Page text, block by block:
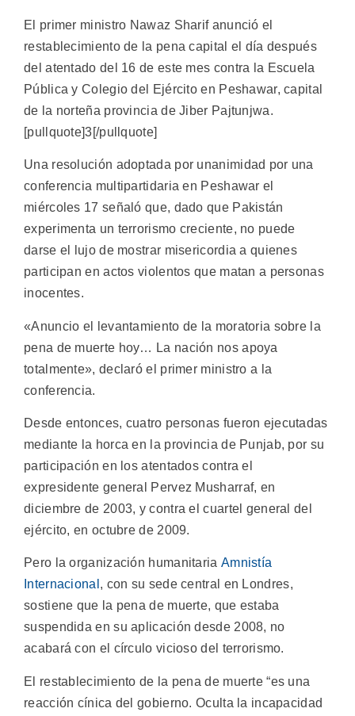
El primer ministro Nawaz Sharif anunció el
restablecimiento de la pena capital el día después
del atentado del 16 de este mes contra la Escuela
Pública y Colegio del Ejército en Peshawar, capital
de la norteña provincia de Jiber Pajtunjwa.
[pullquote]3[/pullquote]
Una resolución adoptada por unanimidad por una
conferencia multipartidaria en Peshawar el
miércoles 17 señaló que, dado que Pakistán
experimenta un terrorismo creciente, no puede
darse el lujo de mostrar misericordia a quienes
participan en actos violentos que matan a personas
inocentes.
«Anuncio el levantamiento de la moratoria sobre la
pena de muerte hoy… La nación nos apoya
totalmente», declaró el primer ministro a la
conferencia.
Desde entonces, cuatro personas fueron ejecutadas
mediante la horca en la provincia de Punjab, por su
participación en los atentados contra el
expresidente general Pervez Musharraf, en
diciembre de 2003, y contra el cuartel general del
ejército, en octubre de 2009.
Pero la organización humanitaria Amnistía
Internacional , con su sede central en Londres,
sostiene que la pena de muerte, que estaba
suspendida en su aplicación desde 2008, no
acabará con el círculo vicioso del terrorismo.
El restablecimiento de la pena de muerte “es una
reacción cínica del gobierno. Oculta la incapacidad